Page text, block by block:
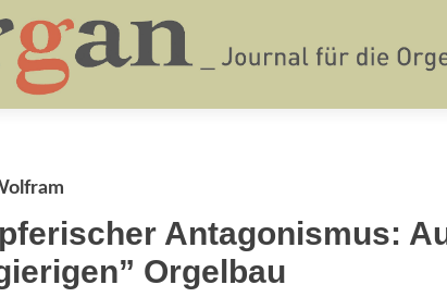
Antagonismus:
Orgelbau